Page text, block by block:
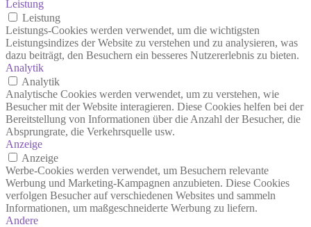
Leistung
Leistung
Leistungs-Cookies werden verwendet, um die wichtigsten
Leistungsindizes der Website zu verstehen und zu analysieren, was
dazu beiträgt, den Besuchern ein besseres Nutzererlebnis zu bieten.
Analytik
Analytik
Analytische Cookies werden verwendet, um zu verstehen, wie
Besucher mit der Website interagieren. Diese Cookies helfen bei der
Bereitstellung von Informationen über die Anzahl der Besucher, die
Absprungrate, die Verkehrsquelle usw.
Anzeige
Anzeige
Werbe-Cookies werden verwendet, um Besuchern relevante
Werbung und Marketing-Kampagnen anzubieten. Diese Cookies
verfolgen Besucher auf verschiedenen Websites und sammeln
Informationen, um maßgeschneiderte Werbung zu liefern.
Andere